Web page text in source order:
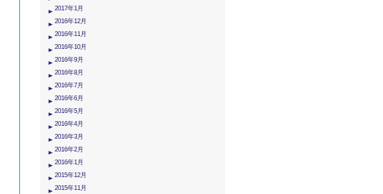
2017年1月
2016年12月
2016年11月
2016年10月
2016年9月
2016年8月
2016年7月
2016年6月
2016年5月
2016年4月
2016年3月
2016年2月
2016年1月
2015年12月
2015年11月